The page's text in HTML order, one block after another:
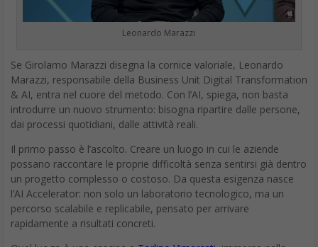
Leonardo Marazzi
Se Girolamo Marazzi disegna la cornice valoriale, Leonardo
Marazzi, responsabile della Business Unit Digital Transformation
& AI, entra nel cuore del metodo. Con l’AI, spiega, non basta
introdurre un nuovo strumento: bisogna ripartire dalle persone,
dai processi quotidiani, dalle attività reali.
Il primo passo è l’ascolto. Creare un luogo in cui le aziende
possano raccontare le proprie difficoltà senza sentirsi già dentro
un progetto complesso o costoso. Da questa esigenza nasce
l’AI Accelerator: non solo un laboratorio tecnologico, ma un
percorso scalabile e replicabile, pensato per arrivare
rapidamente a risultati concreti.